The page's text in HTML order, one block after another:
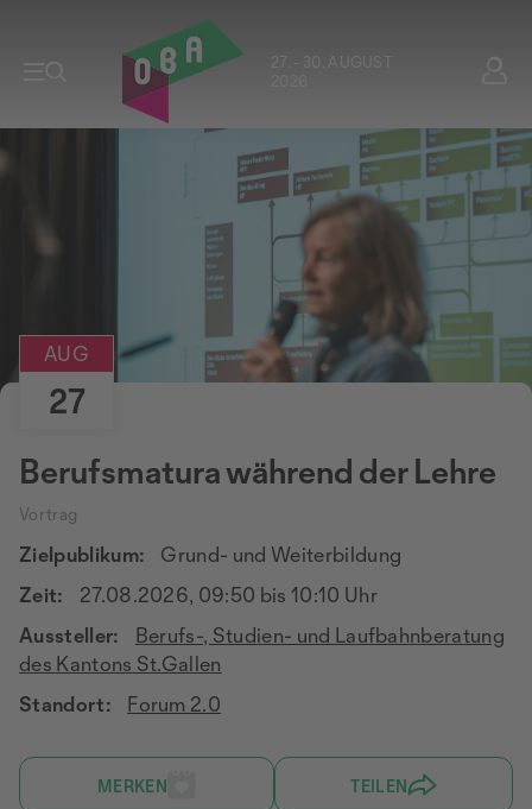
27. - 30. AUGUST
AUG
27
Berufsmatura während der Lehre
Vortrag
Zielpublikum:
Grund- und Weiterbildung
Zeit:
27.08.2026, 09:50 bis 10:10 Uhr
Aussteller:
Berufs-, Studien- und Laufbahnberatung
des Kantons St.Gallen
Standort:
Forum 2.0
MERKEN TEILEN